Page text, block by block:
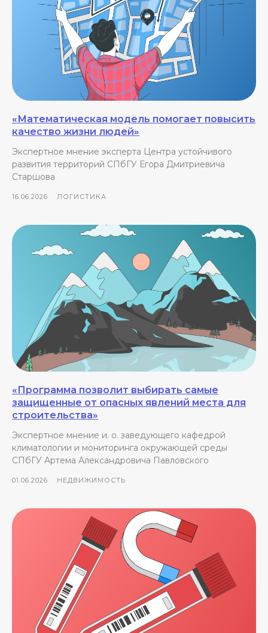
«Математическая модель помогает повысить
качество жизни людей»
Экспертное мнение эксперта Центра устойчивого
развития территорий СПбГУ Егора Дмитриевича
Старшова
16.06.2026 ЛОГИСТИКА
«Программа позволит выбирать самые
защищенные от опасных явлений места для
строительства»
Экспертное мнение и. о. заведующего кафедрой
климатологии и мониторинга окружающей среды
СПбГУ Артема Александровича Павловского
01.06.2026 НЕДВИЖИМОСТЬ